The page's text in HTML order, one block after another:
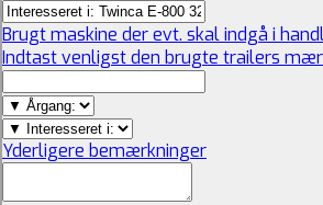
Brugt maskine der evt. skal indgå i
Indtast venligst den brugte trailers
Yderligere bemærkninger